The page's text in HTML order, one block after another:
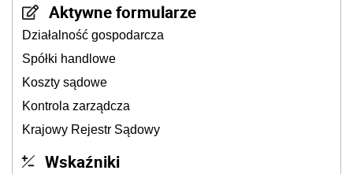
Aktywne formularze
Działalność gospodarcza
Spółki handlowe
Koszty sądowe
Kontrola zarządcza
Krajowy Rejestr Sądowy
Wskaźniki